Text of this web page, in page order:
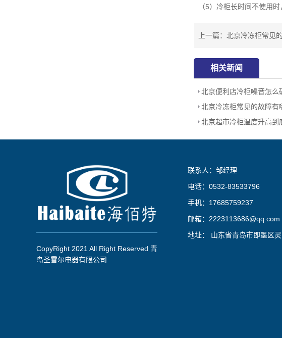
（5）冷柜长时间不使用
上一篇： 北京冷冻柜常见
相关新闻
北京便利店冷柜噪音怎么
北京冷冻柜常见的故障有
CopyRight 2021 All Right Reserved 青
岛圣雪尔电器有限公司
联系人：邹经理
电话：0532-83533796
手机：17685759237
邮箱：2223113686@qq.com
地址： 山东省青岛市即墨区